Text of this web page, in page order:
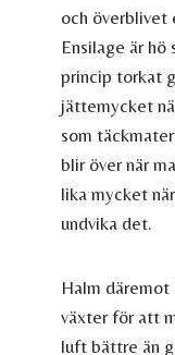
och överblivet
Ensilage är hö
princip torkat
jättemycket
som
blir över när
lika mycket
undvika det.
Halm däremot
växter för att
luft bättre än